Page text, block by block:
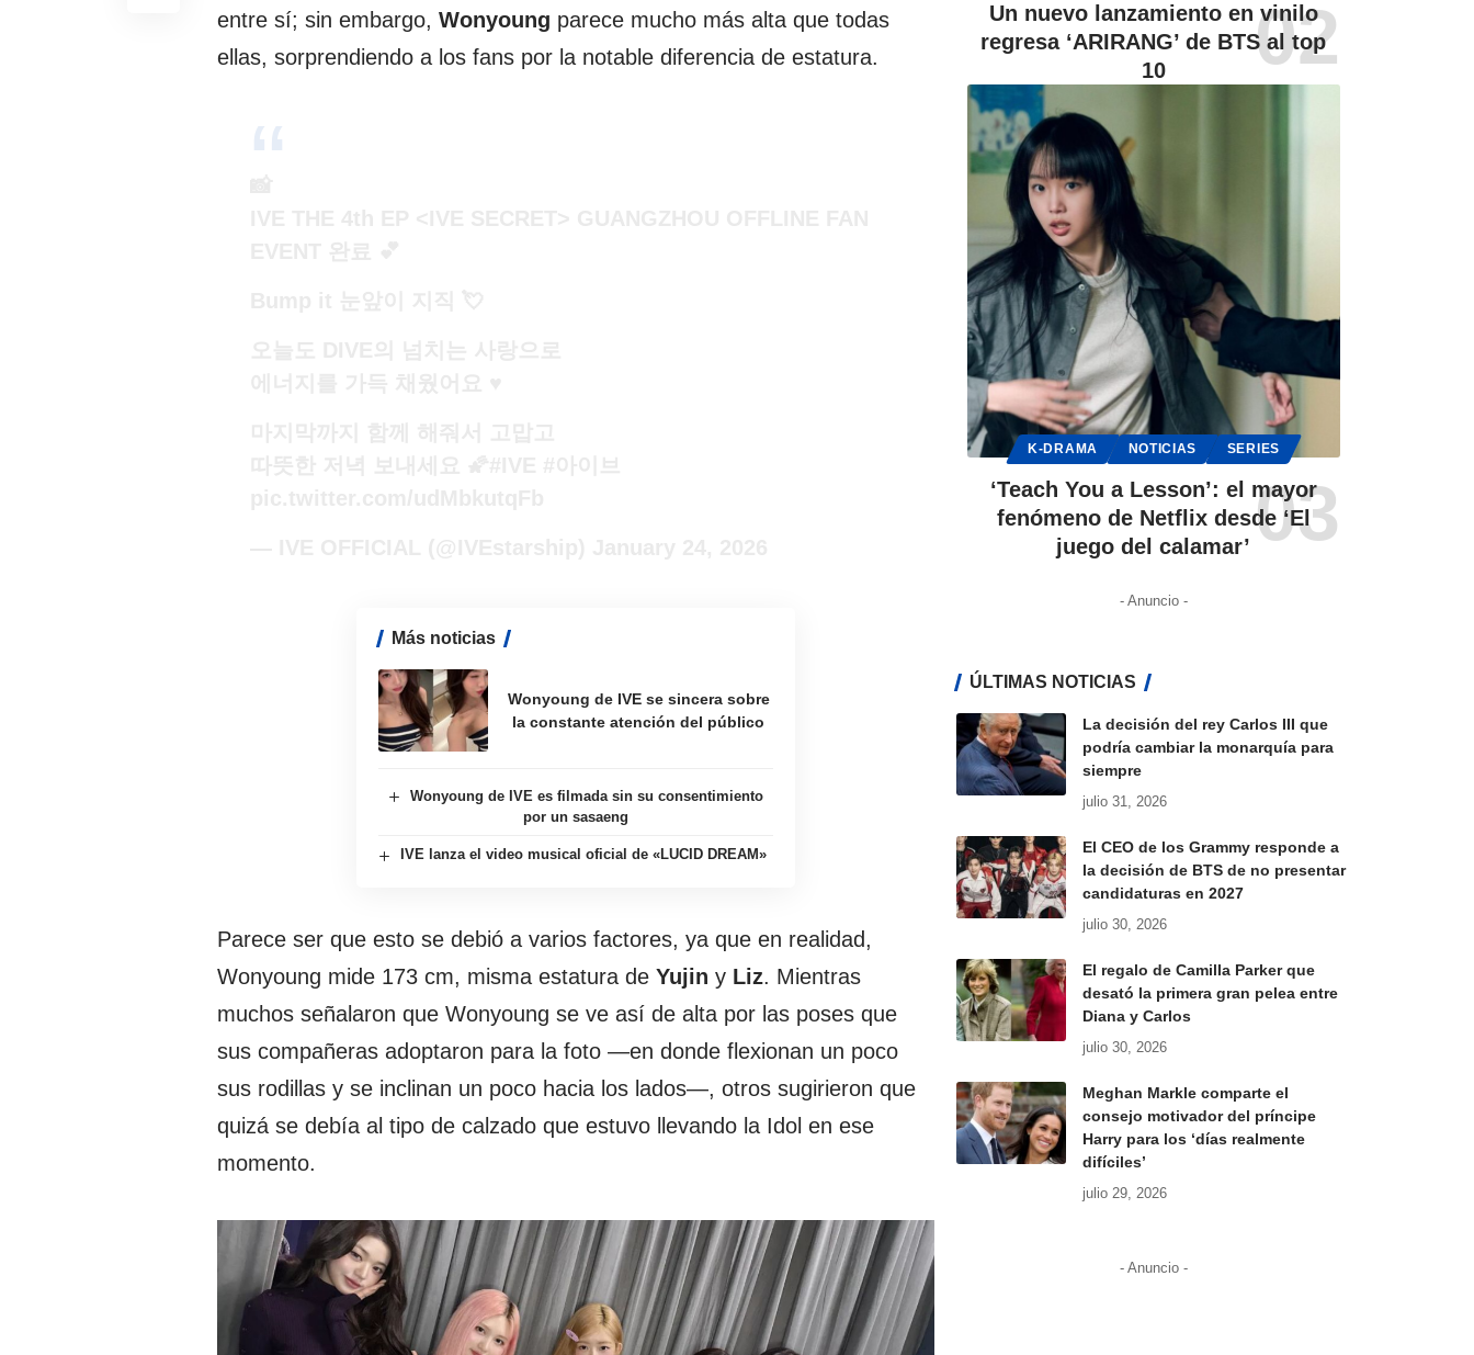
entre sí; sin embargo, Wonyoung parece mucho más alta que todas
ellas, sorprendiendo a los fans por la notable diferencia de estatura.
Más noticias
Wonyoung de IVE se sincera sobre
la constante atención del público
Wonyoung de IVE es filmada sin su consentimiento
por un sasaeng
IVE lanza el video musical oficial de «LUCID DREAM»
Parece ser que esto se debió a varios factores, ya que en realidad,
Wonyoung mide 173 cm, misma estatura de Yujin y Liz. Mientras
muchos señalaron que Wonyoung se ve así de alta por las poses que
sus compañeras adoptaron para la foto —en donde flexionan un poco
sus rodillas y se inclinan un poco hacia los lados—, otros sugirieron que
quizá se debía al tipo de calzado que estuvo llevando la Idol en ese
momento.
Un nuevo lanzamiento en vinilo
regresa ‘ARIRANG’ de BTS al top
10
K-DRAMA NOTICIAS SERIES
‘Teach You a Lesson’: el mayor
fenómeno de Netflix desde ‘El
juego del calamar’
- Anuncio -
ÚLTIMAS NOTICIAS
La decisión del rey Carlos III que
podría cambiar la monarquía para
siempre
julio 31, 2026
El CEO de los Grammy responde a
la decisión de BTS de no presentar
candidaturas en 2027
julio 30, 2026
El regalo de Camilla Parker que
desató la primera gran pelea entre
Diana y Carlos
julio 30, 2026
Meghan Markle comparte el
consejo motivador del príncipe
Harry para los ‘días realmente
difíciles’
julio 29, 2026
- Anuncio -